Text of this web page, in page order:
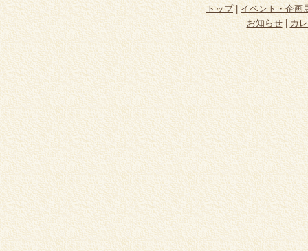
トップ|イベント・企画
お知らせ|カ